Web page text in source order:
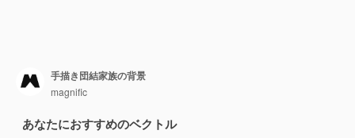
手描き団結家族の背景
magnific
あなたにおすすめのベクトル